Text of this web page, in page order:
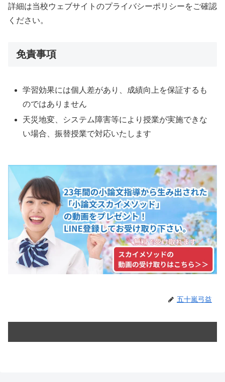
詳細は当校ウェブサイトのプライバシーポリシーをご確認
ください。
免責事項
学習効果には個人差があり、成績向上を保証するも
のではありません
天災地変、システム障害等により授業が実施できな
い場合、振替授業で対応いたします
五十嵐弓益